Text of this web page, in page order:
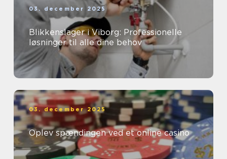
03. december 2025
Blikkenslager i Viborg: Professionelle
løsninger til alle dine behov
03. december 2025
Oplev spændingen ved et online casino